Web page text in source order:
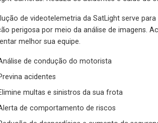
de videotelemetria da SatLight serve
perigosa por meio da análise de imagens.
melhor sua equipe.
de condução do motorista
acidentes
multas e sinistros da sua frota
de comportamento de riscos
de desperdícios e aumento da